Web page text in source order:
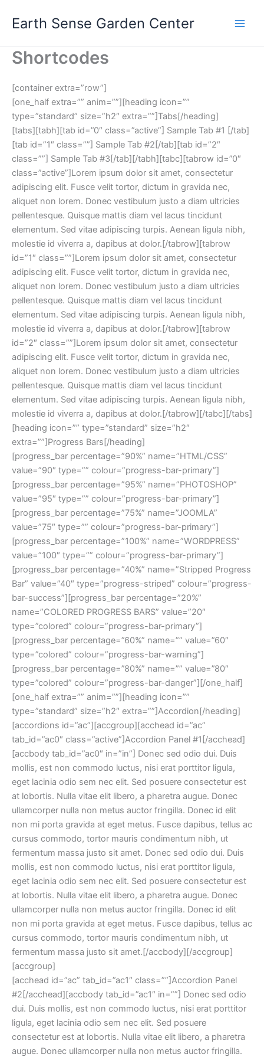
Earth Sense Garden Center
Shortcodes
[container extra=”row”]
[one_half extra=”” anim=””][heading icon=””
type=”standard” size=”h2″ extra=””]Tabs[/heading]
[tabs][tabh][tab id=”0″ class=”active”] Sample Tab #1 [/tab]
[tab id=”1″ class=””] Sample Tab #2[/tab][tab id=”2″
class=””] Sample Tab #3[/tab][/tabh][tabc][tabrow id=”0″
class=”active”]Lorem ipsum dolor sit amet, consectetur
adipiscing elit. Fusce velit tortor, dictum in gravida nec,
aliquet non lorem. Donec vestibulum justo a diam ultricies
pellentesque. Quisque mattis diam vel lacus tincidunt
elementum. Sed vitae adipiscing turpis. Aenean ligula nibh,
molestie id viverra a, dapibus at dolor.[/tabrow][tabrow
id=”1″ class=””]Lorem ipsum dolor sit amet, consectetur
adipiscing elit. Fusce velit tortor, dictum in gravida nec,
aliquet non lorem. Donec vestibulum justo a diam ultricies
pellentesque. Quisque mattis diam vel lacus tincidunt
elementum. Sed vitae adipiscing turpis. Aenean ligula nibh,
molestie id viverra a, dapibus at dolor.[/tabrow][tabrow
id=”2″ class=””]Lorem ipsum dolor sit amet, consectetur
adipiscing elit. Fusce velit tortor, dictum in gravida nec,
aliquet non lorem. Donec vestibulum justo a diam ultricies
pellentesque. Quisque mattis diam vel lacus tincidunt
elementum. Sed vitae adipiscing turpis. Aenean ligula nibh,
molestie id viverra a, dapibus at dolor.[/tabrow][/tabc][/tabs]
[heading icon=”” type=”standard” size=”h2″
extra=””]Progress Bars[/heading]
[progress_bar percentage=”90%” name=”HTML/CSS”
value=”90″ type=”” colour=”progress-bar-primary”]
[progress_bar percentage=”95%” name=”PHOTOSHOP”
value=”95″ type=”” colour=”progress-bar-primary”]
[progress_bar percentage=”75%” name=”JOOMLA”
value=”75″ type=”” colour=”progress-bar-primary”]
[progress_bar percentage=”100%” name=”WORDPRESS”
value=”100″ type=”” colour=”progress-bar-primary”]
[progress_bar percentage=”40%” name=”Stripped Progress
Bar” value=”40″ type=”progress-striped” colour=”progress-
bar-success”][progress_bar percentage=”20%”
name=”COLORED PROGRESS BARS” value=”20″
type=”colored” colour=”progress-bar-primary”]
[progress_bar percentage=”60%” name=”” value=”60″
type=”colored” colour=”progress-bar-warning”]
[progress_bar percentage=”80%” name=”” value=”80″
type=”colored” colour=”progress-bar-danger”][/one_half]
[one_half extra=”” anim=””][heading icon=””
type=”standard” size=”h2″ extra=””]Accordion[/heading]
[accordions id=”ac”][accgroup][acchead id=”ac”
tab_id=”ac0″ class=”active”]Accordion Panel #1[/acchead]
[accbody tab_id=”ac0″ in=”in”] Donec sed odio dui. Duis
mollis, est non commodo luctus, nisi erat porttitor ligula,
eget lacinia odio sem nec elit. Sed posuere consectetur est
at lobortis. Nulla vitae elit libero, a pharetra augue. Donec
ullamcorper nulla non metus auctor fringilla. Donec id elit
non mi porta gravida at eget metus. Fusce dapibus, tellus ac
cursus commodo, tortor mauris condimentum nibh, ut
fermentum massa justo sit amet. Donec sed odio dui. Duis
mollis, est non commodo luctus, nisi erat porttitor ligula,
eget lacinia odio sem nec elit. Sed posuere consectetur est
at lobortis. Nulla vitae elit libero, a pharetra augue. Donec
ullamcorper nulla non metus auctor fringilla. Donec id elit
non mi porta gravida at eget metus. Fusce dapibus, tellus ac
cursus commodo, tortor mauris condimentum nibh, ut
fermentum massa justo sit amet.[/accbody][/accgroup]
[accgroup]
[acchead id=”ac” tab_id=”ac1″ class=””]Accordion Panel
#2[/acchead][accbody tab_id=”ac1″ in=””] Donec sed odio
dui. Duis mollis, est non commodo luctus, nisi erat porttitor
ligula, eget lacinia odio sem nec elit. Sed posuere
consectetur est at lobortis. Nulla vitae elit libero, a pharetra
augue. Donec ullamcorper nulla non metus auctor fringilla.